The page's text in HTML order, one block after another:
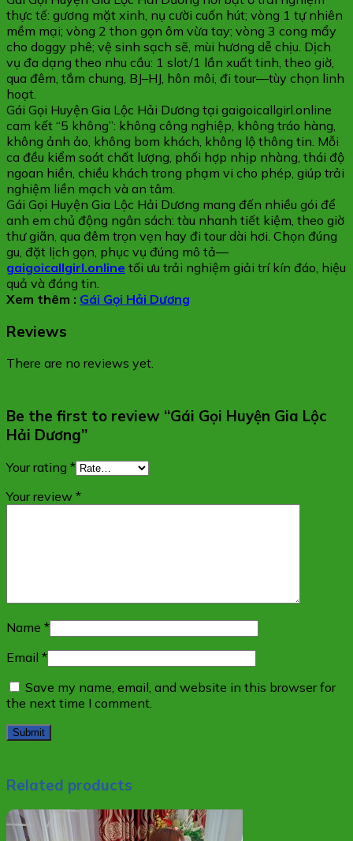
thực tế: gương mặt xinh, nụ cười cuốn hút; vòng 1 tự nhiên
mềm mại; vòng 2 thon gọn ôm vừa tay; vòng 3 cong mẩy
cho doggy phê; vệ sinh sạch sẽ, mùi hương dễ chịu. Dịch
vụ đa dạng theo nhu cầu: 1 slot/1 lần xuất tinh, theo giờ,
qua đêm, tắm chung, BJ–HJ, hôn môi, đi tour—tùy chọn linh
hoạt.
Gái Gọi Huyện Gia Lộc Hải Dương tại gaigoicallgirl.online
cam kết “5 không”: không công nghiệp, không tráo hàng,
không ảnh ảo, không bom khách, không lộ thông tin. Mỗi
ca đều kiểm soát chất lượng, phối hợp nhịp nhàng, thái độ
ngoan hiền, chiều khách trong phạm vi cho phép, giúp trải
nghiệm liền mạch và an tâm.
Gái Gọi Huyện Gia Lộc Hải Dương mang đến nhiều gói để
anh em chủ động ngân sách: tàu nhanh tiết kiệm, theo giờ
thư giãn, qua đêm trọn vẹn hay đi tour dài hơi. Chọn đúng
gu, đặt lịch gọn, phục vụ đúng mô tả—
gaigoicallgirl.online tối ưu trải nghiệm giải trí kín đáo, hiệu
quả và đáng tin.
Xem thêm : Gái Gọi Hải Dương
Reviews
There are no reviews yet.
Be the first to review “Gái Gọi Huyện Gia Lộc
Hải Dương”
Your rating *
Your review *
Name *
Email *
Save my name, email, and website in this browser for
the next time I comment.
Related products